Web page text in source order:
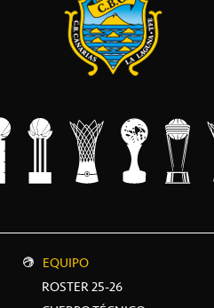
EQUIPO
ROSTER 25-26